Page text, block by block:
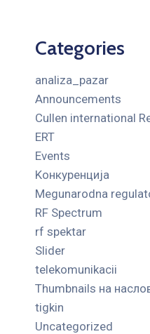
Categories
analiza_pazar
Announcements
Cullen international
ERT
Events
Kонкуренција
Megunarodna
RF Spectrum
rf spektar
Slider
telekomunikacii
Thumbnails на
tigkin
Uncategorized